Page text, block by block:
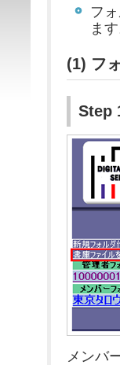
フ
ます
(1) フ
Step
メンバ